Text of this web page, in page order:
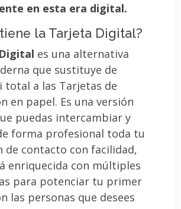
en esta era digital.
la Tarjeta Digital?
es una alternativa
que sustituye de
total a las Tarjetas de
en papel. Es una versión
puedas intercambiar y
forma profesional toda tu
de contacto con facilidad,
enriquecida con múltiples
para potenciar tu primer
las personas que desees